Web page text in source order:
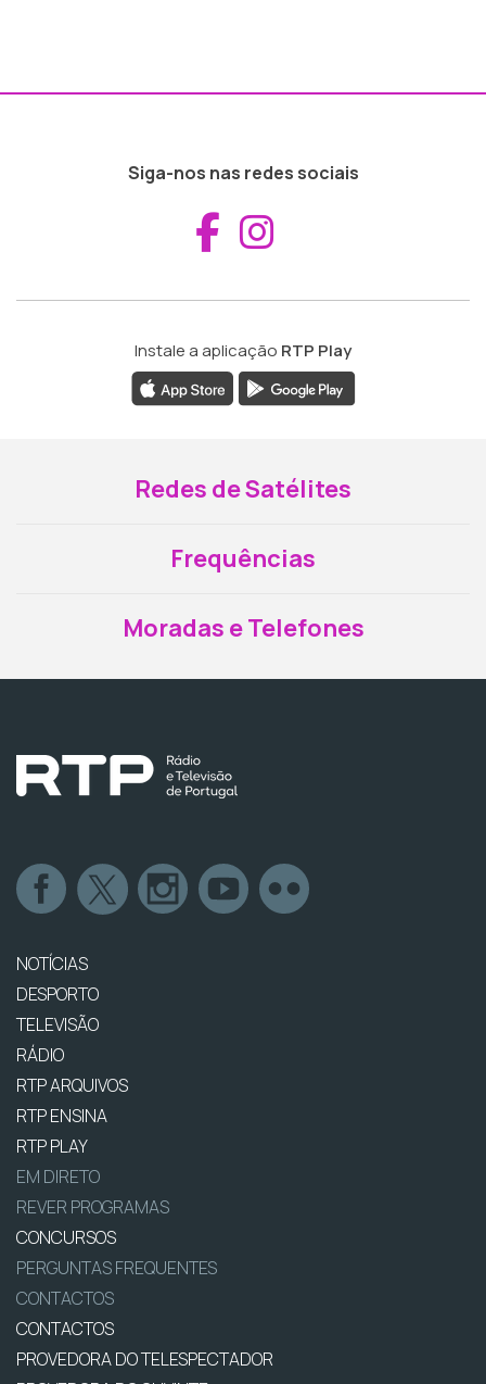
Siga-nos nas redes sociais
Aceder ao
Instale a aplicação RTP Play
Redes de Satélites
Frequências
Moradas e Telefones
NOTÍCIAS
DESPORTO
TELEVISÃO
RÁDIO
RTP ARQUIVOS
RTP ENSINA
RTP PLAY
EM DIRETO
REVER PROGRAMAS
CONCURSOS
PERGUNTAS FREQUENTES
CONTACTOS
CONTACTOS
PROVEDORA DO TELESPECTADOR